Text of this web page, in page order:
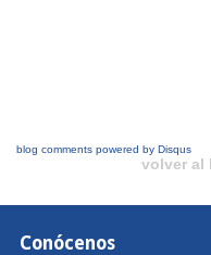
blog comments powered by Disqus
volver al
Conócenos